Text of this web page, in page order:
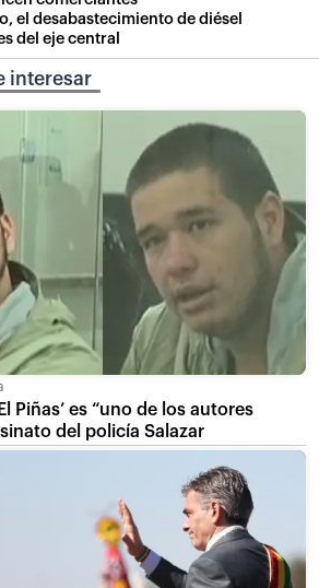
el desabastecimiento de diésel
del eje central
interesar
Piñas’ es “uno de los autores
del policía Salazar